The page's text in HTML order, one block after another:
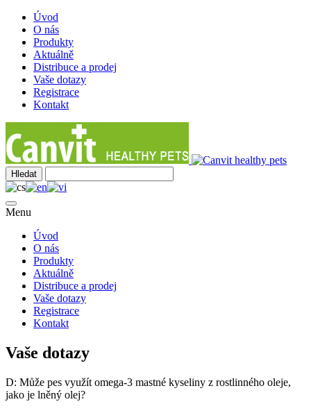
Úvod
O nás
Produkty
Aktuálně
Distribuce a prodej
Vaše dotazy
Registrace
Kontakt
Menu
Úvod
O nás
Produkty
Aktuálně
Distribuce a prodej
Vaše dotazy
Registrace
Kontakt
Vaše dotazy
D: Může pes využít omega-3 mastné kyseliny z rostlinného oleje,
jako je lněný olej?